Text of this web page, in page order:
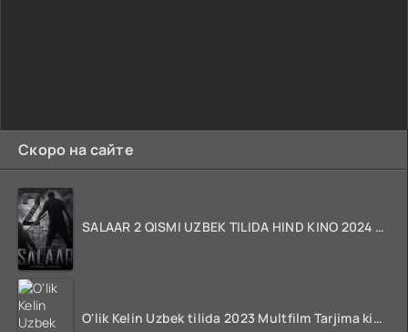
Скоро на сайте
SALAAR 2 QISMI UZBEK TILIDA HIND KINO 2024 TARJIMA 720p HD Skachat
O'lik Kelin Uzbek tilida 2023 Multfilm Tarjima kino skachat